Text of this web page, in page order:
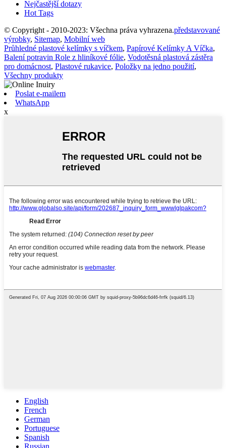
Nejčastější dotazy
Hot Tags
© Copyright - 2010-2023: Všechna práva vyhrazena.představované
výrobky, Sitemap, Mobilní web
Průhledné plastové kelímky s víčkem, Papírové Kelímky A Víčka,
Balení potravin Role z hliníkové fólie, Vodotěsná plastová zástěra
pro domácnost, Plastové rukavice, Položky na jedno použití,
Všechny produkty
Poslat e-mailem
WhatsApp
x
English
French
German
Portuguese
Spanish
Russian